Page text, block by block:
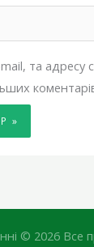
та адресу
© 2026 Все